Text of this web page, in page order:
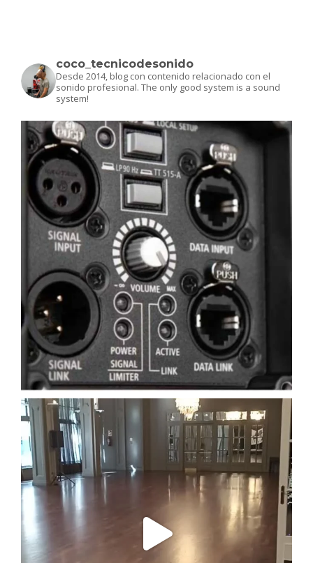
coco_tecnicodesonido
Desde 2014, blog con contenido relacionado con el
sonido profesional. The only good system is a sound
system!